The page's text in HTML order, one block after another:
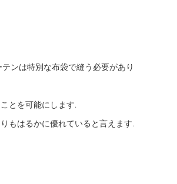
ンは特別な布袋で縫う必要があり
とを可能にします.
もはるかに優れていると言えます.